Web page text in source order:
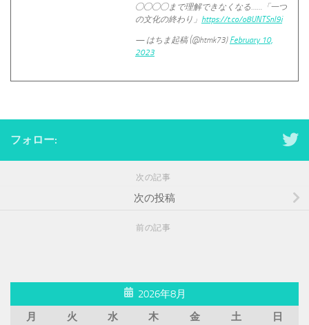
◯◯◯◯まで理解できなくなる……「一つ
の文化の終わり」 https://t.co/o8UNTSnI9i
— はちま起稿 (@htmk73) February 10,
2023
フォロー:
次の記事
次の投稿
前の記事
2026年8月
月
火 水 木 金 土
日